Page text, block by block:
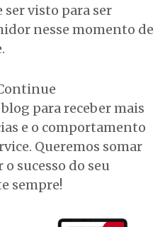
visto para ser
nesse momento de
para receber mais
e o comportamento
Queremos somar
sucesso do seu
sempre!